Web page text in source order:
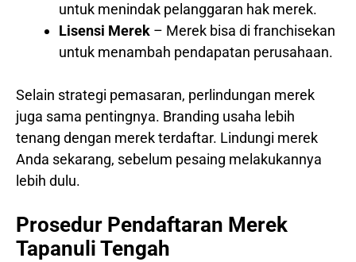
untuk menindak pelanggaran hak merek.
Lisensi Merek – Merek bisa di franchisekan
untuk menambah pendapatan perusahaan.
Selain strategi pemasaran, perlindungan merek
juga sama pentingnya. Branding usaha lebih
tenang dengan merek terdaftar. Lindungi merek
Anda sekarang, sebelum pesaing melakukannya
lebih dulu.
Prosedur Pendaftaran Merek
Tapanuli Tengah